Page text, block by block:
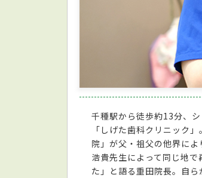
千種駅から徒歩約13分、
「しげた歯科クリニック
院」が父・祖父の他界に
浩貴先生によって同じ地
た」と語る重田院長。自